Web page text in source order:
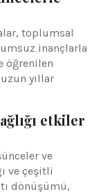
toplumsal
inançlarla
öğrenilen
yıllar
etkiler
ve
ve çeşitli
dönüşümü,